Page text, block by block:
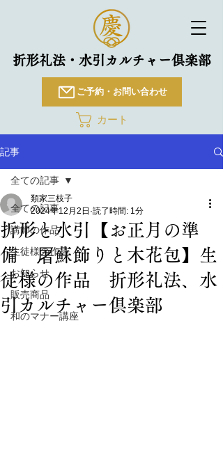
折形礼法・水引カルチャー倶楽部
ご予約・お問い合わせ
カート
記事
全ての記事
講師の作品
生徒様の作品
お知らせ
販売商品
和のマナー講座
全ての記事
折形と水引【お正月の準
備 屠蘇飾りと木花包】生
徒様の作品 折形礼法、水
引カルチャー倶楽部
類家三枝子
2024年12月2日 読了時間: 1分